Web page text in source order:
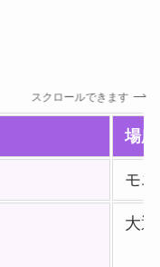
スクロールできます
場所
モ
大